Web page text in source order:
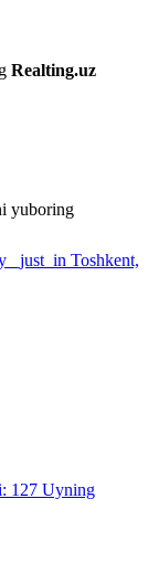
Realting.uz
yuboring
127 Uyning